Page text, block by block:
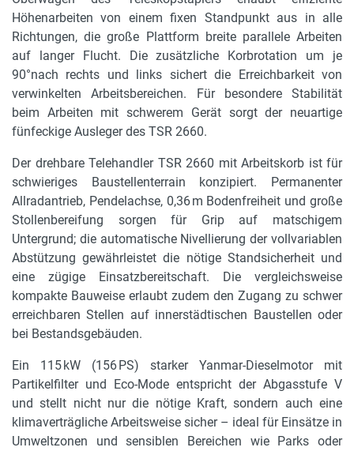
1,29 m
Höhe Arbeitskorb
1,48 m
Motorleistung in kW
115 kW
Motorleistung in PS
156 PS
Bereifung
445/65 R 22,5
Tankinhalt und Kraftstoff
270 l, Diesel
Niveauausgleich
automatisch
Gesamtgewicht
19.126 kg
Gewicht Arbeitskorb
1030 kg
Höhenarbeiten von einem fixen Standpunkt aus in alle
Richtungen, die große Plattform breite parallele Arbeiten
auf langer Flucht. Die zusätzliche Korbrotation um je
90°nach rechts und links sichert die Erreichbarkeit von
verwinkelten Arbeitsbereichen. Für besondere Stabilität
beim Arbeiten mit schwerem Gerät sorgt der neuartige
fünfeckige Ausleger des TSR 2660.
Der drehbare Telehandler TSR 2660 mit Arbeitskorb ist für
schwieriges Baustellenterrain konzipiert. Permanenter
Allradantrieb, Pendelachse, 0,36 m Bodenfreiheit und große
Stollenbereifung sorgen für Grip auf matschigem
Untergrund; die automatische Nivellierung der vollvariablen
Abstützung gewährleistet die nötige Standsicherheit und
eine zügige Einsatzbereitschaft. Die vergleichsweise
kompakte Bauweise erlaubt zudem den Zugang zu schwer
erreichbaren Stellen auf innerstädtischen Baustellen oder
bei Bestandsgebäuden.
Ein 115 kW (156 PS) starker Yanmar-Dieselmotor mit
Partikelfilter und Eco-Mode entspricht der Abgasstufe V
und stellt nicht nur die nötige Kraft, sondern auch eine
klimaverträgliche Arbeitsweise sicher – ideal für Einsätze in
Umweltzonen und sensiblen Bereichen wie Parks oder